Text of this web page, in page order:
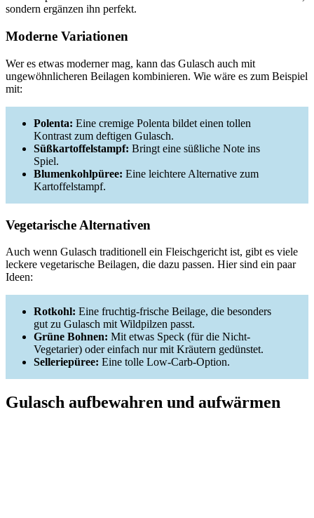
sondern ergänzen ihn perfekt.
Moderne Variationen
Wer es etwas moderner mag, kann das Gulasch auch mit
ungewöhnlicheren Beilagen kombinieren. Wie wäre es zum Beispiel
mit:
Polenta: Eine cremige Polenta bildet einen tollen
Kontrast zum deftigen Gulasch.
Süßkartoffelstampf: Bringt eine süßliche Note ins
Spiel.
Blumenkohlpüree: Eine leichtere Alternative zum
Kartoffelstampf.
Vegetarische Alternativen
Auch wenn Gulasch traditionell ein Fleischgericht ist, gibt es viele
leckere vegetarische Beilagen, die dazu passen. Hier sind ein paar
Ideen:
Rotkohl: Eine fruchtig-frische Beilage, die besonders
gut zu Gulasch mit Wildpilzen passt.
Grüne Bohnen: Mit etwas Speck (für die Nicht-
Vegetarier) oder einfach nur mit Kräutern gedünstet.
Selleriepüree: Eine tolle Low-Carb-Option.
Gulasch aufbewahren und aufwärmen